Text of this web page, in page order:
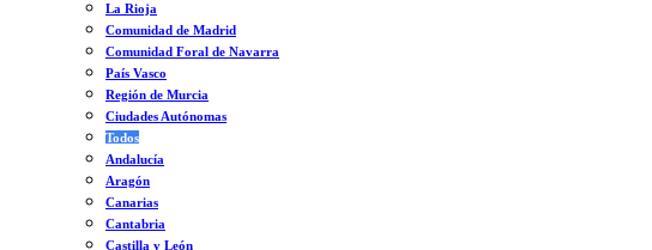
La Rioja
Comunidad de Madrid
Comunidad Foral de Navarra
País Vasco
Región de Murcia
Ciudades Autónomas
Todos
Andalucía
Aragón
Canarias
Cantabria
Castilla y León